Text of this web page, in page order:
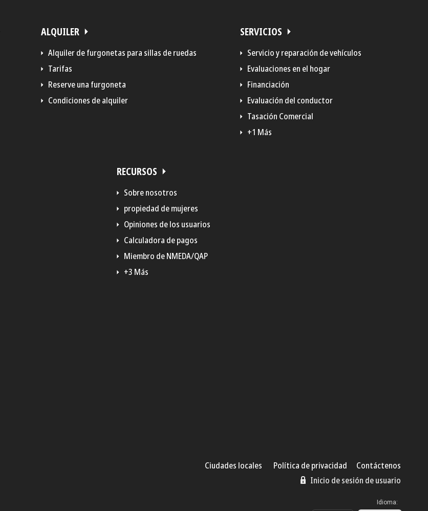
ALQUILER
Alquiler de furgonetas para sillas de ruedas
Tarifas
Reserve una furgoneta
Condiciones de alquiler
SERVICIOS
Servicio y reparación de vehículos
Evaluaciones en el hogar
Financiación
Evaluación del conductor
Tasación Comercial
+1 Más
RECURSOS
Sobre nosotros
propiedad de mujeres
Opiniones de los usuarios
Calculadora de pagos
Miembro de NMEDA/QAP
+3 Más
Ciudades locales Política de privacidad
Contáctenos
Inicio de sesión de usuario
Idioma: